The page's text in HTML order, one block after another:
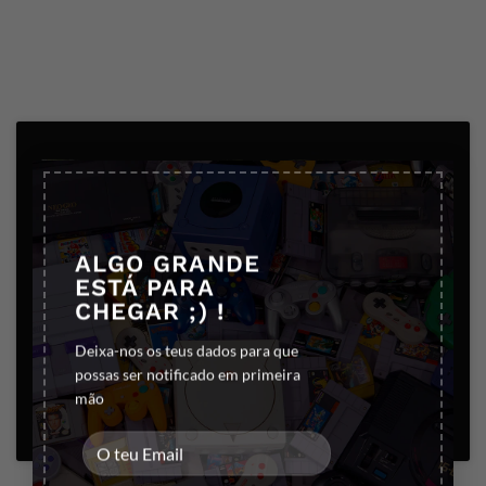
ALGO GRANDE
ESTÁ PARA
CHEGAR ;) !
Deixa-nos os teus dados para que
possas ser notificado em primeira
mão
×
Clique para aceitar os cookies marketing
e ativar este conteúdo